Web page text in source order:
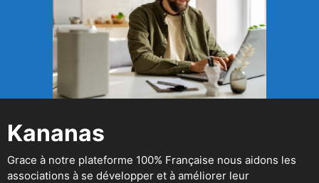
Kananas
Grace à notre plateforme 100% Française nous aidons les
associations à se développer et à améliorer leur